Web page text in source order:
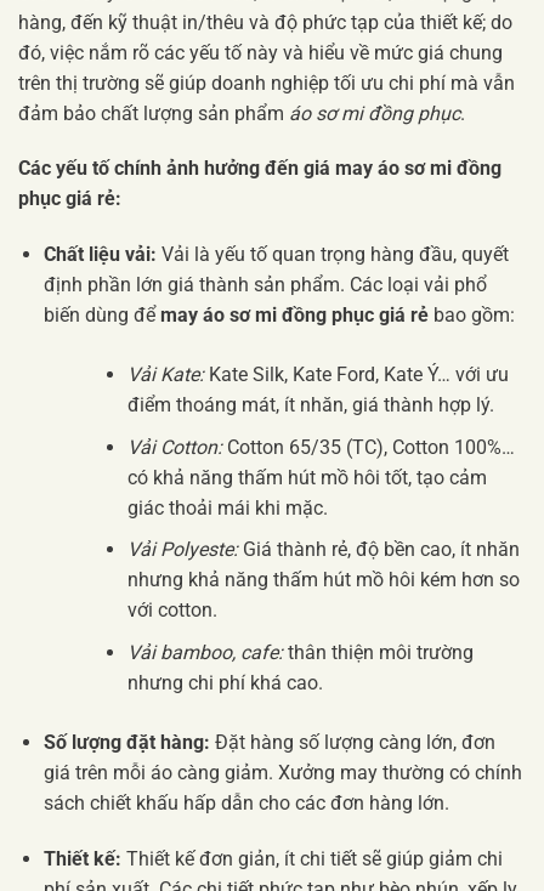
hàng, đến kỹ thuật in/thêu và độ phức tạp của thiết kế; do
đó, việc nắm rõ các yếu tố này và hiểu về mức giá chung
trên thị trường sẽ giúp doanh nghiệp tối ưu chi phí mà vẫn
đảm bảo chất lượng sản phẩm áo sơ mi đồng phục.
Các yếu tố chính ảnh hưởng đến giá may áo sơ mi đồng
phục giá rẻ:
Chất liệu vải: Vải là yếu tố quan trọng hàng đầu, quyết
định phần lớn giá thành sản phẩm. Các loại vải phổ
biến dùng đểmay áo sơ mi đồng phục giá rẻbao gồm:
Vải Kate:Kate Silk, Kate Ford, Kate Ý… với ưu
điểm thoáng mát, ít nhăn, giá thành hợp lý.
Vải Cotton:Cotton 65/35 (TC), Cotton 100%…
có khả năng thấm hút mồ hôi tốt, tạo cảm
giác thoải mái khi mặc.
Vải Polyeste:Giá thành rẻ, độ bền cao, ít nhăn
nhưng khả năng thấm hút mồ hôi kém hơn so
với cotton.
Vải bamboo, cafe:thân thiện môi trường
nhưng chi phí khá cao.
Số lượng đặt hàng: Đặt hàng số lượng càng lớn, đơn
giá trên mỗi áo càng giảm. Xưởng may thường có chính
sách chiết khấu hấp dẫn cho các đơn hàng lớn.
Thiết kế: Thiết kế đơn giản, ít chi tiết sẽ giúp giảm chi